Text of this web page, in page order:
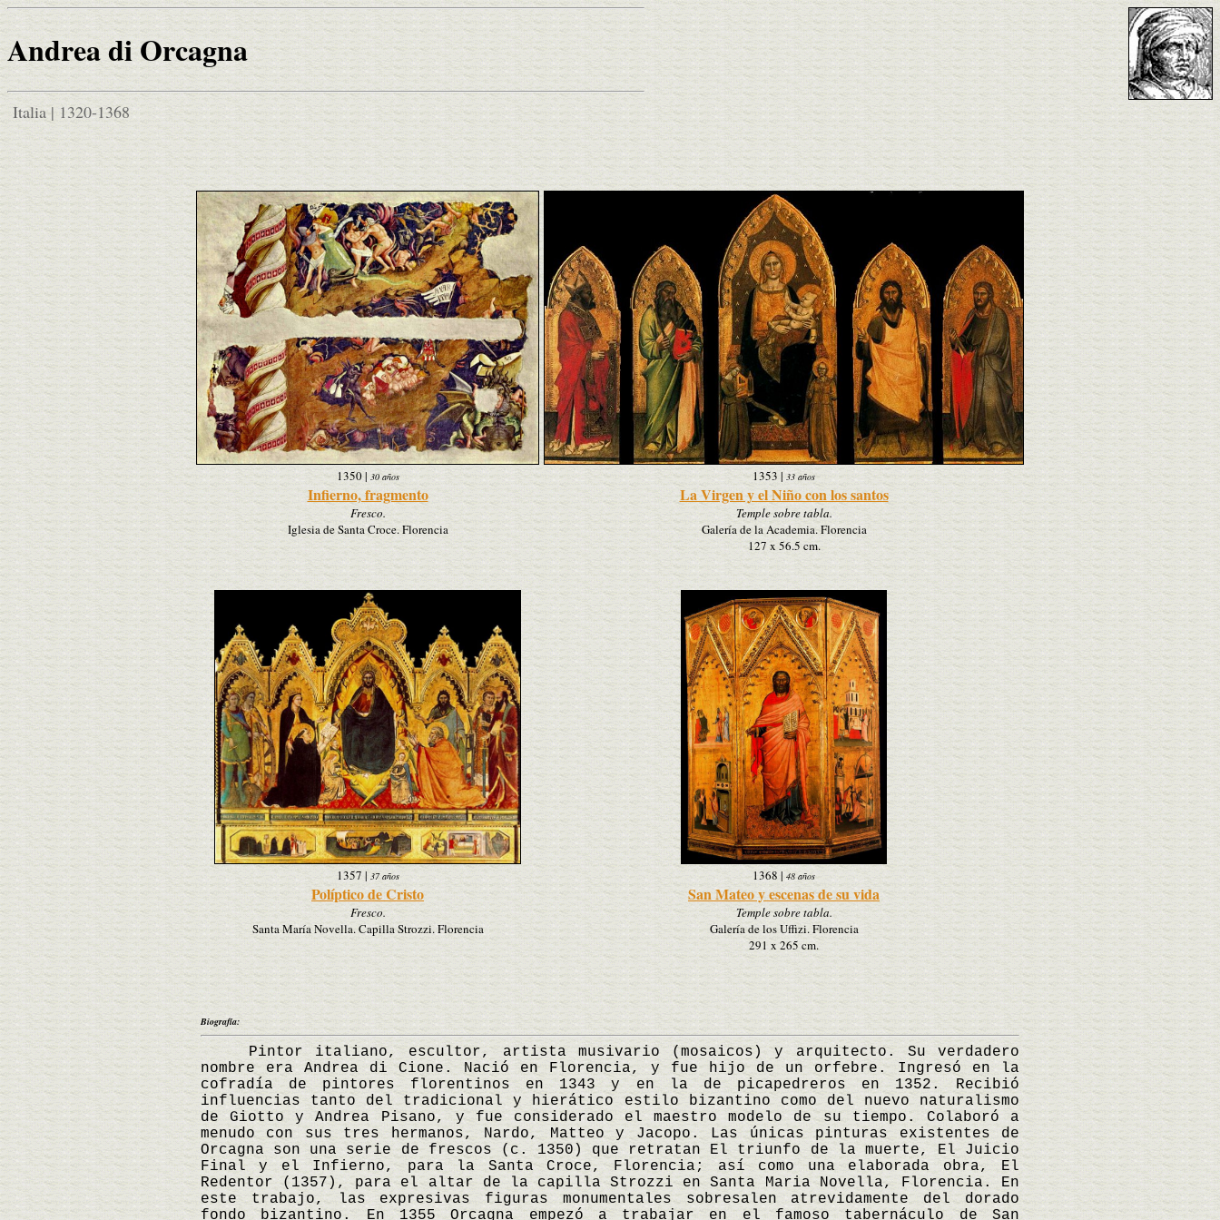
Andrea di Orcagna
Italia | 1320-1368
1350| 30 años
Infierno, fragmento
Fresco.
Iglesia de Santa Croce. Florencia
1353 | 33 años
La Virgen y el Niño con los santos
Temple sobre tabla.
Galería de la Academia. Florencia
127 x 56.5 cm.
1357 | 37 años
Políptico de Cristo
Fresco.
Santa María Novella. Capilla Strozzi. Florencia
1368 | 48 años
San Mateo y escenas de su vida
Temple sobre tabla.
Galería de los Uffizi. Florencia
291 x 265 cm.
Biografía:
Pintor italiano, escultor, artista musivario (mosaicos) y arquitecto. Su verdadero
nombre era Andrea di Cione. Nació en Florencia, y fue hijo de un orfebre. Ingresó en la
cofradía de pintores florentinos en 1343 y en la de picapedreros en 1352. Recibió
influencias tanto del tradicional y hierático estilo bizantino como del nuevo naturalismo
de Giotto y Andrea Pisano, y fue considerado el maestro modelo de su tiempo. Colaboró a
menudo con sus tres hermanos, Nardo, Matteo y Jacopo. Las únicas pinturas existentes de
Orcagna son una serie de frescos (c. 1350) que retratan El triunfo de la muerte, El Juicio
Final y el Infierno, para la Santa Croce, Florencia; así como una elaborada obra, El
Redentor (1357), para el altar de la capilla Strozzi en Santa Maria Novella, Florencia. En
este trabajo, las expresivas figuras monumentales sobresalen atrevidamente del dorado
fondo bizantino. En 1355 Orcagna empezó a trabajar en el famoso tabernáculo de San